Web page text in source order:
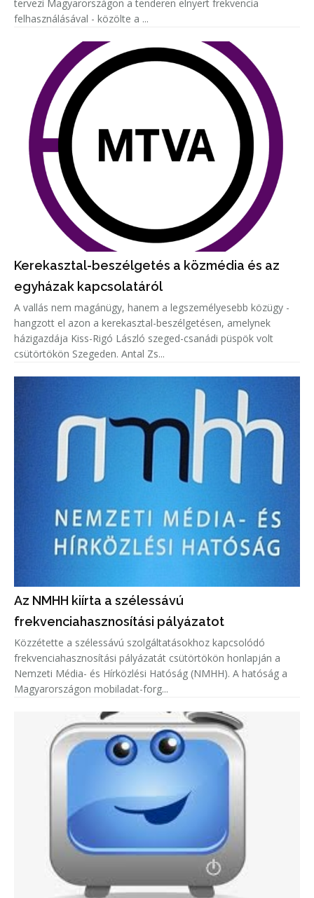
tervezi Magyarországon a tenderen elnyert frekvencia
felhasználásával - közölte a ...
Kerekasztal-beszélgetés a közmédia és az
egyházak kapcsolatáról
A vallás nem magánügy, hanem a legszemélyesebb közügy -
hangzott el azon a kerekasztal-beszélgetésen, amelynek
házigazdája Kiss-Rigó László szeged-csanádi püspök volt
csütörtökön Szegeden. Antal Zs...
Az NMHH kiírta a szélessávú
frekvenciahasznosítási pályázatot
Közzétette a szélessávú szolgáltatásokhoz kapcsolódó
frekvenciahasznosítási pályázatát csütörtökön honlapján a
Nemzeti Média- és Hírközlési Hatóság (NMHH). A hatóság a
Magyarországon mobiladat-forg...